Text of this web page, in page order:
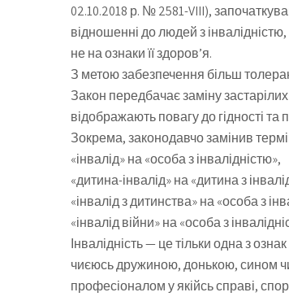
02.10.2018 р. № 2581-VIII),
відношенні до людей з
не на ознаки її здоров’я.
З метою забезпечення більш
Закон передбачає заміну
відображають повагу до гідності та
Зокрема, законодавчо замінив
«інвалід» на «особа з інвалідністю»,
«дитина-інвалід» на «дитина з
«інвалід з дитинства» на «особа з
«інвалід війни» на «особа з
Інвалідність — це тільки одна з
чиєюсь дружиною, донькою, сином
професіоналом у якійсь справі,